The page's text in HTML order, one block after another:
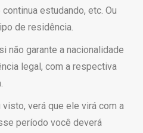
estudando, etc. Ou
de residência.
não garante a nacionalidade
legal, com a respectiva
verá que ele virá com a
período você deverá